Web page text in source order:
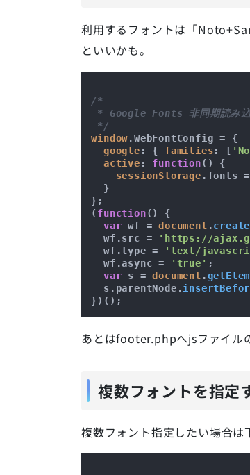
利用するフォントは「
といいかも。
/*
* Google Fonts 非同期読み
*/
window.WebFontConfig = {
google : { families: [
active : function( ) {
sessionStorage . fonts
}
};
( function( ) {
var wf = document .
wf.src = 'https://
wf.type = 'text/
wf.async = 'true' ;
var s = document .
s. parentNode .
あとはfooter.phpへjsファイル
複数フォントを指定
複数フォント指定したい場合は